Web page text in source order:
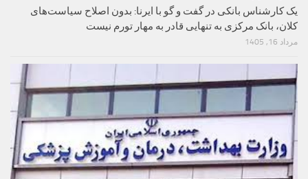
یک کارشناس بانکی در گفت و گو با ایرنا: بدون اصلاح سیاست‌های
کلان، بانک مرکزی به تنهایی قادر به مهار تورم نیست
مرداد 16, 1405